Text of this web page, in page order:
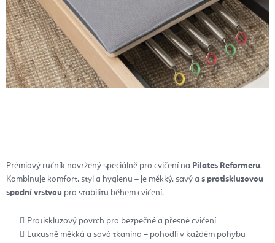
Prémiový ručník navržený speciálně pro cvičení na Pilates Reformeru.
Kombinuje komfort, styl a hygienu – je měkký, savý a s protiskluzovou
spodní vrstvou pro stabilitu během cvičení.
Protiskluzový povrch pro bezpečné a přesné cvičení
Luxusně měkká a savá tkanina – pohodlí v každém pohybu